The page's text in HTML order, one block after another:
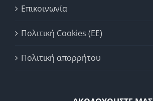
Επικοινωνία
Πολιτική Cookies (ΕΕ)
Πολιτική απορρήτου